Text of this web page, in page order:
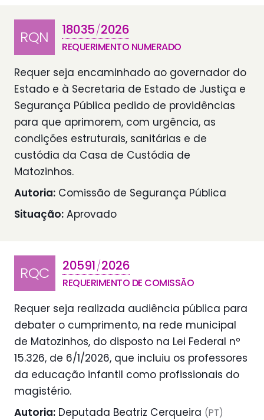
RQN 18035/2026
REQUERIMENTO NUMERADO
Requer seja encaminhado ao governador do
Estado e à Secretaria de Estado de Justiça e
Segurança Pública pedido de providências
para que aprimorem, com urgência, as
condições estruturais, sanitárias e de
custódia da Casa de Custódia de
Matozinhos.
Autoria: Comissão de Segurança Pública
Situação: Aprovado
RQC 20591/2026
REQUERIMENTO DE COMISSÃO
Requer seja realizada audiência pública para
debater o cumprimento, na rede municipal
de Matozinhos, do disposto na Lei Federal nº
15.326, de 6/1/2026, que incluiu os professores
da educação infantil como profissionais do
magistério.
Autoria: Deputada Beatriz Cerqueira (PT)